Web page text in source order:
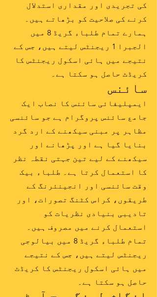
کی تجریدی اور مقداری استدلال
کرنے کی صلاحیت کو بڑھاتے ہیں۔
ہمارے تمام طلباء گریڈ 8 میں
الجبرا 1 ریجنٹس لیتے ہیں، جس کے
نتیجے میں ہائی اسکول ریجنٹس کا
کریڈٹ حاصل ہو سکتا ہے۔
سائنس
ایمپلیفائی سائنس کا نصاب ایک
جامع سائنس پروگرام ہے جو سائنسی
مظاہر پر مبنی سیکھنے کے ارد گرد
بنایا گیا ہے اور پڑھانے اور
سیکھنے کے لیے تین جہتی نقطہ نظر
کا استعمال کرتا ہے۔ طلباء بیک
وقت سائنسی اور انجینئرنگ کے
طریقوں، کراس کٹنگ تصورات، اور
تادیبی بنیادی نظریات کو
استعمال کرنے میں مصروف ہیں۔
تمام طلباء گریڈ 8 میں بیالوجی
ریجنٹس لیتے ہیں، جس کے نتیجے
میں ہائی اسکول ریجنٹس کا کریڈٹ
حاصل ہو سکتا ہے۔